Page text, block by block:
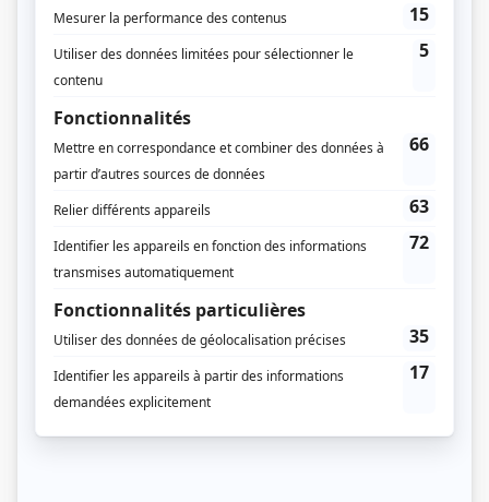
Dates de diffusion
Durée et heure de diffusion
72 épisodes au total
Saison 1: Du 9 septembre 2024 au 24 mars 2025 (chaque lundi, 20h00) (60
Saison 2: Du 8 septembre 2025 au 23 mars 2026 (chaque lundi, 20h00) (60
minutes)
Saison 3: À partir du 7 septembre 2026 à 20h00(60 minutes)
annoncée, 20h00) (60 minutes)
Récompenses
Les Zapettes d'or 2025 - Détestable de l'année - Frédéric Millaire Zouvi